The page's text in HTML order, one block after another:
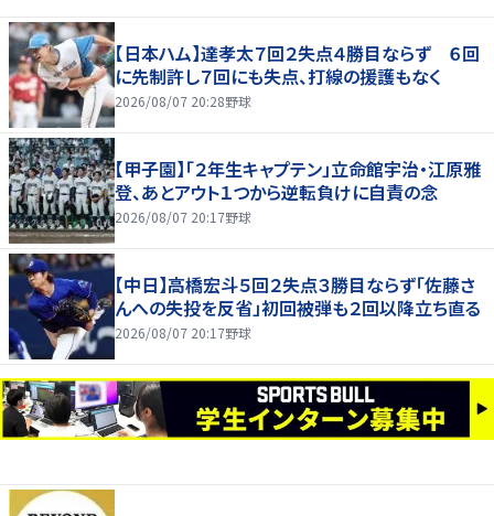
【日本ハム】達孝太７回２失点４勝目ならず ６回
に先制許し７回にも失点、打線の援護もなく
2026/08/07 20:28野球
【甲子園】「２年生キャプテン」立命館宇治・江原雅
登、あとアウト１つから逆転負けに自責の念
2026/08/07 20:17野球
【中日】高橋宏斗５回２失点３勝目ならず「佐藤さ
んへの失投を反省」初回被弾も２回以降立ち直る
2026/08/07 20:17野球